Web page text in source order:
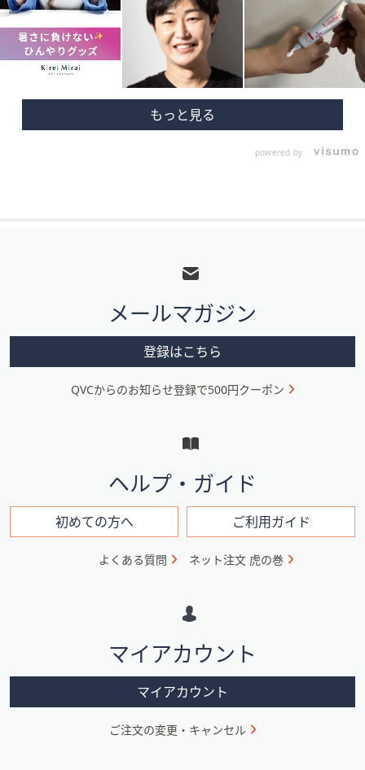
powered by
メ
ニ
ン
ン
メールマガジン
登録はこちら
QVCからのお知らせ登録で500円クーポン
ヘルプ・ガイド
初めての方へ ご利用ガイド
よくある質問 ネット注文 虎の巻
マイアカウント
マイアカウント
ご注文の変更・キャンセル